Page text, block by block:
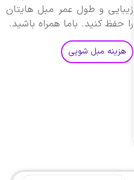
زیبایی و طول عمر مبل هایتان
را حفظ کنید. باما همراه باشید.
هزینه مبل شویی